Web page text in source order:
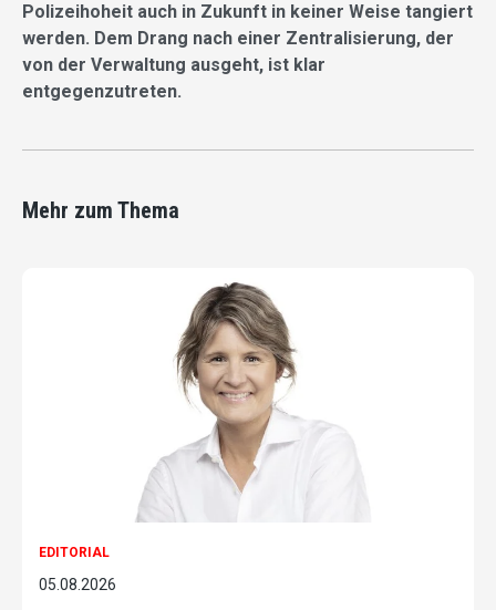
Polizeihoheit auch in Zukunft in keiner Weise tangiert
werden. Dem Drang nach einer Zentralisierung, der
von der Verwaltung ausgeht, ist klar
entgegenzutreten.
Mehr zum Thema
EDITORIAL
05.08.2026